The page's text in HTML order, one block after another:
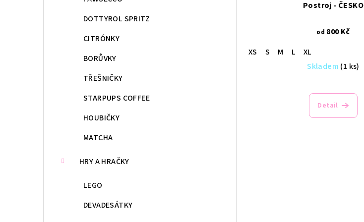
DOTTYROL SPRITZ
CITRÓNKY
BORŮVKY
TŘEŠNIČKY
STARPUPS COFFEE
HOUBIČKY
MATCHA
HRY A HRAČKY
LEGO
DEVADESÁTKY
Postroj - ČESKO
od 800 Kč
XS
S M L
XL
Skladem (1 ks)
Detail